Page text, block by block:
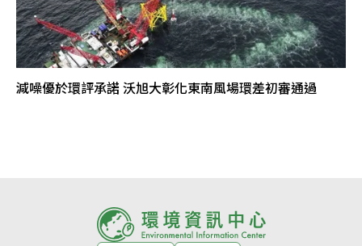
減噪優於環評承諾 沃旭大彰化東南風場環差初審通過